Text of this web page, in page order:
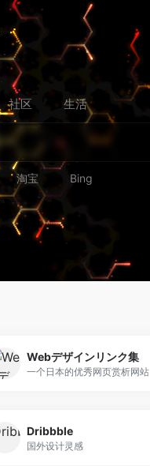
社区 生活
淘宝 Bing
Webデザインリンク集
一个日本的优秀网页赏析网站
Dribbble
国外设计灵感